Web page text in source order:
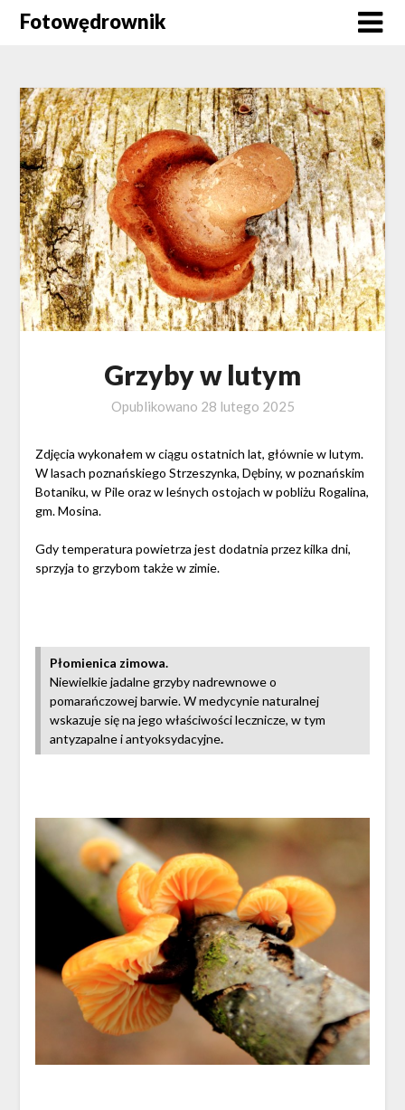
SkipFotowędrownik
Grzyby w lutym
Opublikowano 28 lutego 2025
Zdjęcia wykonałem w ciągu ostatnich lat, głównie w lutym.
W lasach poznańskiego Strzeszynka, Dębiny, w poznańskim
Botaniku, w Pile oraz w leśnych ostojach w pobliżu Rogalina,
gm. Mosina.
Gdy temperatura powietrza jest dodatnia przez kilka dni,
sprzyja to grzybom także w zimie.
Płomienica zimowa.
Niewielkie jadalne grzyby nadrewnowe o
pomarańczowej barwie. W medycynie naturalnej
wskazuje się na jego właściwości lecznicze, w tym
antyzapalne i antyoksydacyjne.